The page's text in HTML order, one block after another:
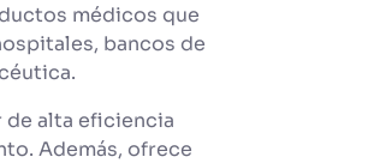
médicos que
bancos de
alta eficiencia
Además, ofrece